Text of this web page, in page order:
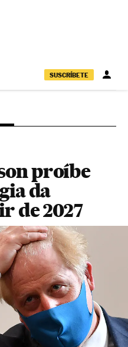
SUSCRÍBETE
proíbe
da
de 2027